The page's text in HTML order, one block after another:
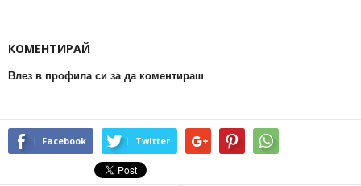
КОМЕНТИРАЙ
Влез в профила си за да коментираш
Facebook Twitter